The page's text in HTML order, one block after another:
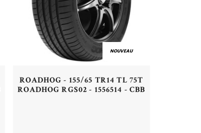
NOUVEAU
ROADHOG - 155/65 TR14 TL 75T
ROADHOG RGS02 - 1556514 - CBB